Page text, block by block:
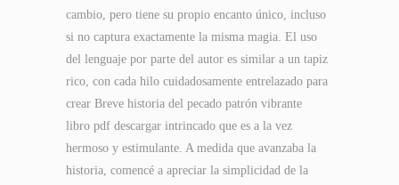
cambio, pero tiene su propio encanto único, incluso
si no captura exactamente la misma magia. El uso
del lenguaje por parte del autor es similar a un tapiz
rico, con cada hilo cuidadosamente entrelazado para
crear Breve historia del pecado patrón vibrante
libro pdf descargar intrincado que es a la vez
hermoso y estimulante. A medida que avanzaba la
historia, comencé a apreciar la simplicidad de la